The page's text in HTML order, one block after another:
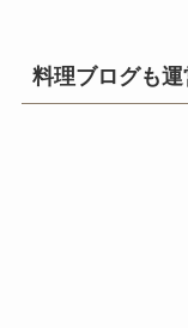
料理ブログも